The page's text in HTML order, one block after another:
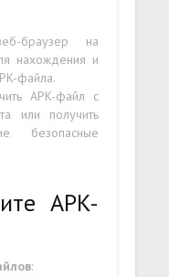
браузер на
нахождения и
файла.
APK-файл с
или получить
безопасные
APK-
: